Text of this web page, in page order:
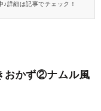
詳細は記事でチェック！
おかず②ナムル風